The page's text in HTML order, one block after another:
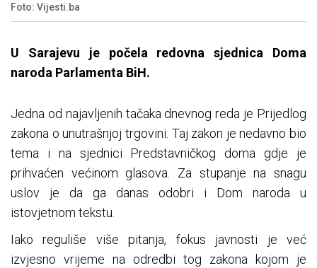
Foto: Vijesti.ba
U Sarajevu je počela redovna sjednica Doma
naroda Parlamenta BiH.
Jedna od najavljenih tačaka dnevnog reda je Prijedlog
zakona o unutrašnjoj trgovini. Taj zakon je nedavno bio
tema i na sjednici Predstavničkog doma gdje je
prihvaćen većinom glasova. Za stupanje na snagu
uslov je da ga danas odobri i Dom naroda u
istovjetnom tekstu.
Iako reguliše više pitanja, fokus javnosti je već
izvjesno vrijeme na odredbi tog zakona kojom je